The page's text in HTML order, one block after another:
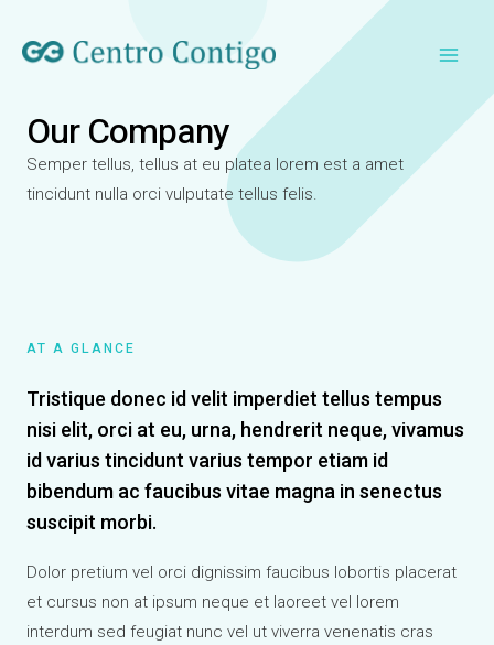
Our Company
Semper tellus, tellus at eu platea lorem est a amet
tincidunt nulla orci vulputate tellus felis.
AT A GLANCE
Tristique donec id velit imperdiet tellus tempus
nisi elit, orci at eu, urna, hendrerit neque, vivamus
id varius tincidunt varius tempor etiam id
bibendum ac faucibus vitae magna in senectus
suscipit morbi.
Dolor pretium vel orci dignissim faucibus lobortis placerat
et cursus non at ipsum neque et laoreet vel lorem
interdum sed feugiat nunc vel ut viverra venenatis cras